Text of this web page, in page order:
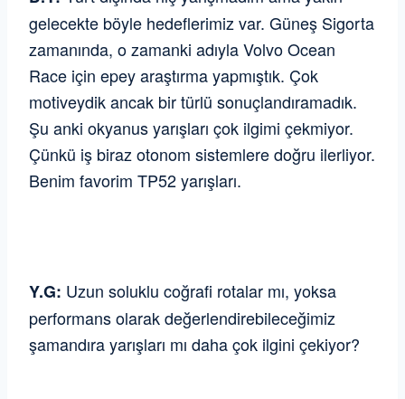
gelecekte böyle hedeflerimiz var. Güneş Sigorta
zamanında, o zamanki adıyla Volvo Ocean
Race için epey araştırma yapmıştık. Çok
motiveydik ancak bir türlü sonuçlandıramadık.
Şu anki okyanus yarışları çok ilgimi çekmiyor.
Çünkü iş biraz otonom sistemlere doğru ilerliyor.
Benim favorim TP52 yarışları.
Y.G: Uzun soluklu coğrafi rotalar mı, yoksa
performans olarak değerlendirebileceğimiz
şamandıra yarışları mı daha çok ilgini çekiyor?